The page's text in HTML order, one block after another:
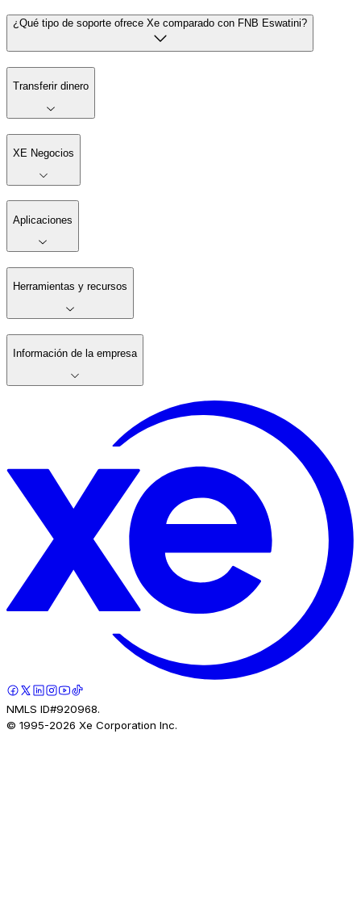
¿Qué tipo de soporte ofrece Xe comparado con FNB Eswatini?
Transferir dinero
XE Negocios
Aplicaciones
Herramientas y recursos
Información de la empresa
NMLS ID#920968.
© 1995-2026 Xe Corporation Inc.